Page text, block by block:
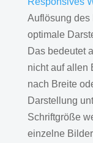
Auflösung des
optimale
Das bedeutet
nicht auf allen
nach Breite
Darstellung
Schriftgröße
einzelne